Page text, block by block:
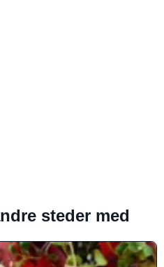
steder med